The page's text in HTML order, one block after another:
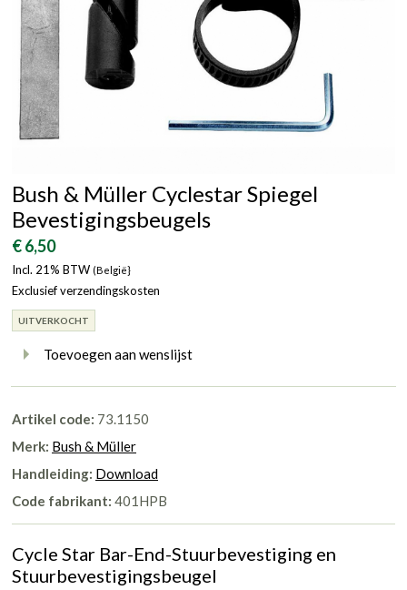
Bush & Müller Cyclestar Spiegel
Bevestigingsbeugels
€ 6,50
Incl. 21% BTW (België}
Exclusief verzendingskosten
UITVERKOCHT
Toevoegen aan wenslijst
Artikel code: 73.1150
Merk: Bush & Müller
Handleiding: Download
Code fabrikant: 401HPB
Cycle Star Bar-End-Stuurbevestiging en
Stuurbevestigingsbeugel